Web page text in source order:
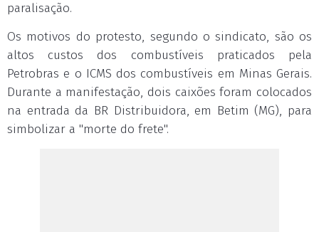
paralisação.
Os motivos do protesto, segundo o sindicato, são os
altos custos dos combustíveis praticados pela
Petrobras e o ICMS dos combustíveis em Minas Gerais.
Durante a manifestação, dois caixões foram colocados
na entrada da BR Distribuidora, em Betim (MG), para
simbolizar a "morte do frete".